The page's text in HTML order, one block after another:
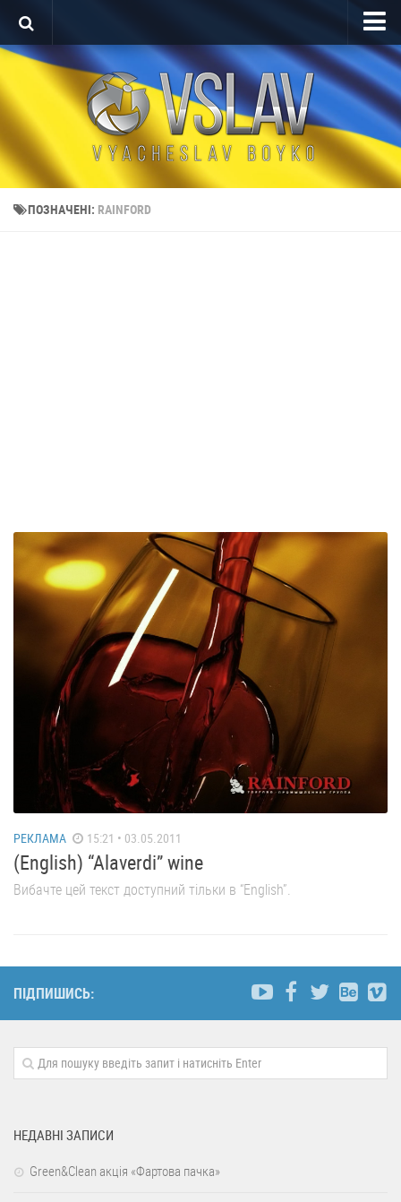
Головна
Портфоліо
Проекти After Effects
Реклама
Теледизайн
Редагування відео
ПОЗНАЧЕНІ: RAINFORD
РЕКЛАМА 15:21 • 03.05.2011
(English) “Alaverdi” wine
Вибачте цей текст доступний тільки в “English”.
ПІДПИШИСЬ:
НЕДАВНІ ЗАПИСИ
Green&Clean акція «Фартова пачка»